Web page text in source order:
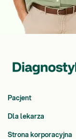
Pacjent
Dla lekarza
Strona korporacyjna